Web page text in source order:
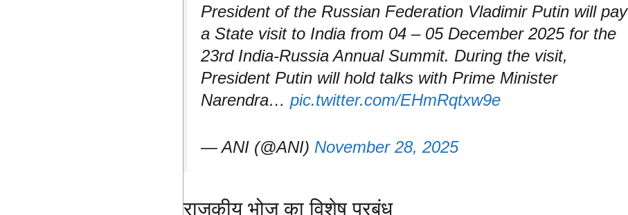
President of the Russian Federation Vladimir Putin will pay
a State visit to India from 04 – 05 December 2025 for the
23rd India-Russia Annual Summit. During the visit,
President Putin will hold talks with Prime Minister
Narendra… pic.twitter.com/EHmRqtxw9e
— ANI (@ANI) November 28, 2025
राजकीय भोज का विशेष प्रबंध